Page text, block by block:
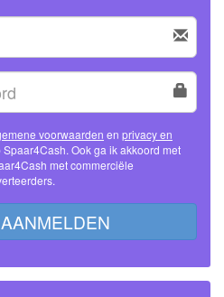
voorwaarden en privacy en